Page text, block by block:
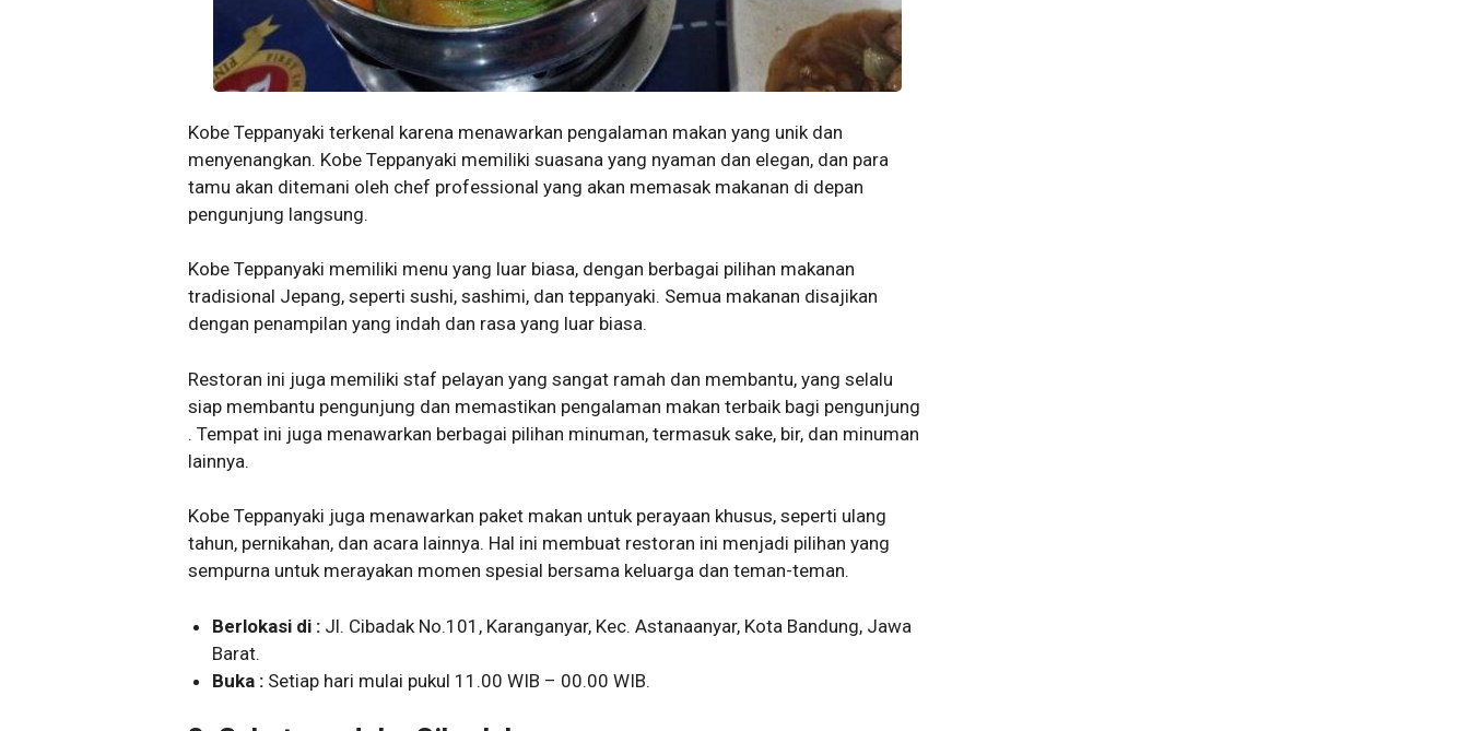
Kobe Teppanyaki terkenal karena menawarkan pengalaman makan yang unik dan
menyenangkan. Kobe Teppanyaki memiliki suasana yang nyaman dan elegan, dan para
tamu akan ditemani oleh chef professional yang akan memasak makanan di depan
pengunjung langsung.
Kobe Teppanyaki memiliki menu yang luar biasa, dengan berbagai pilihan makanan
tradisional Jepang, seperti sushi, sashimi, dan teppanyaki. Semua makanan disajikan
dengan penampilan yang indah dan rasa yang luar biasa.
Restoran ini juga memiliki staf pelayan yang sangat ramah dan membantu, yang selalu
siap membantu pengunjung dan memastikan pengalaman makan terbaik bagi pengunjung
. Tempat ini juga menawarkan berbagai pilihan minuman, termasuk sake, bir, dan minuman
lainnya.
Kobe Teppanyaki juga menawarkan paket makan untuk perayaan khusus, seperti ulang
tahun, pernikahan, dan acara lainnya. Hal ini membuat restoran ini menjadi pilihan yang
sempurna untuk merayakan momen spesial bersama keluarga dan teman-teman.
Berlokasi di : Jl. Cibadak No.101, Karanganyar, Kec. Astanaanyar, Kota Bandung, Jawa
Barat.
Buka : Setiap hari mulai pukul 11.00 WIB – 00.00 WIB.